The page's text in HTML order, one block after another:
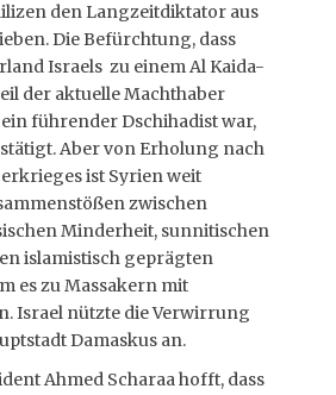
UNO-Sicherheitsrat.
zeitung/20260609/
land-was-nun
Raimund Löw
Spanien vs Dänemark
zeitung/20260707/z
migration-in-europa
Raimund Löw
Abschiebezentren
zeitung/20260721/
keine-
sein-koennen
Raimund Löw
den Langzeitdiktator aus
Die Befürchtung, dass
Israels zu einem Al Kaida-
der aktuelle Machthaber
führender Dschihadist war,
Aber von Erholung nach
ist Syrien weit
zwischen
Minderheit, sunnitischen
islamistisch geprägten
es zu Massakern mit
Israel nützte die Verwirrung
Damaskus an.
Ahmed Scharaa hofft, dass